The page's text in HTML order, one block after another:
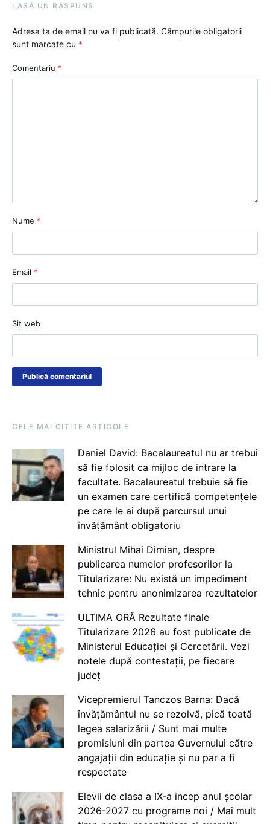
LASĂ UN RĂSPUNS
Adresa ta de email nu va fi publicată. Câmpurile obligatorii
sunt marcate cu *
Comentariu *
Nume *
Email *
Sit web
CELE MAI CITITE ARTICOLE
Daniel David: Bacalaureatul nu ar trebui
să fie folosit ca mijloc de intrare la
facultate. Bacalaureatul trebuie să fie
un examen care certifică competențele
pe care le ai după parcursul unui
învățământ obligatoriu
Ministrul Mihai Dimian, despre
publicarea numelor profesorilor la
Titularizare: Nu există un impediment
tehnic pentru anonimizarea rezultatelor
ULTIMA ORĂ Rezultate finale
Titularizare 2026 au fost publicate de
Ministerul Educației și Cercetării. Vezi
notele după contestații, pe fiecare
județ
Vicepremierul Tanczos Barna: Dacă
învățământul nu se rezolvă, pică toată
legea salarizării / Sunt mai multe
promisiuni din partea Guvernului către
angajații din educație și nu par a fi
respectate
Elevii de clasa a IX-a încep anul școlar
2026-2027 cu programe noi / Mai mult